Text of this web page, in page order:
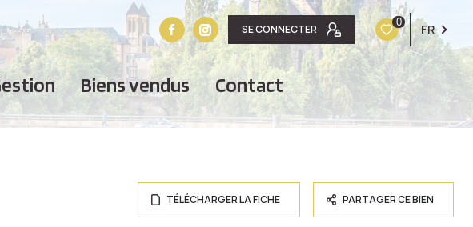
SE CONNECTER
0 FR
gestion biens vendus contact
TÉLÉCHARGER LA FICHE PARTAGER CE BIEN